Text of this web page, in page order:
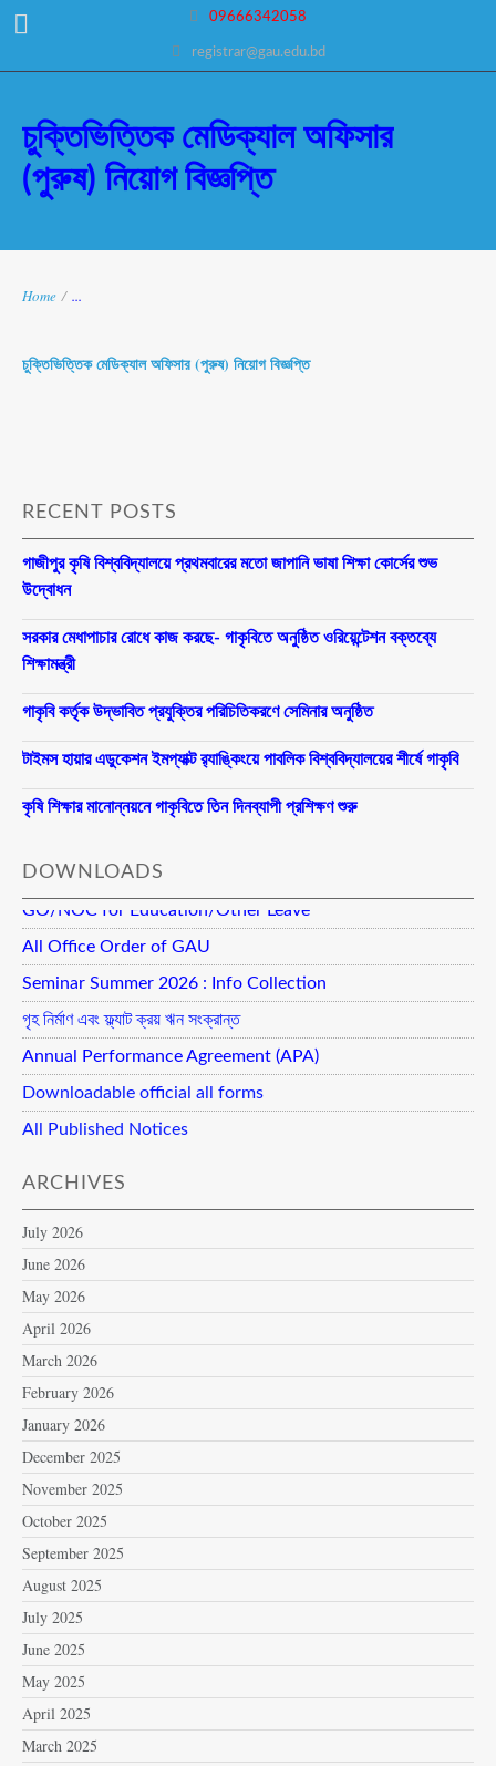
09666342058
registrar@gau.edu.bd
চুক্তিভিত্তিক মেডিক্যাল অফিসার
(পুরুষ) নিয়োগ বিজ্ঞপ্তি
Home / ...
চুক্তিভিত্তিক মেডিক্যাল অফিসার (পুরুষ) নিয়োগ বিজ্ঞপ্তি
RECENT POSTS
গাজীপুর কৃষি বিশ্ববিদ্যালয়ে প্রথমবারের মতো জাপানি ভাষা শিক্ষা কোর্সের শুভ
উদ্বোধন
সরকার মেধাপাচার রোধে কাজ করছে- গাকৃবিতে অনুষ্ঠিত ওরিয়েন্টেশন বক্তব্যে
শিক্ষামন্ত্রী
গাকৃবি কর্তৃক উদ্ভাবিত প্রযুক্তির পরিচিতিকরণে সেমিনার অনুষ্ঠিত
টাইমস হায়ার এডুকেশন ইমপ্যাক্ট র‍্যাঙ্কিংয়ে পাবলিক বিশ্ববিদ্যালয়ের শীর্ষে গাকৃবি
কৃষি শিক্ষার মানোন্নয়নে গাকৃবিতে তিন দিনব্যাপী প্রশিক্ষণ শুরু
DOWNLOADS
GO/NOC for Education/Other Leave
All Office Order of GAU
Seminar Summer 2026 : Info Collection
গৃহ নির্মাণ এবং ফ্ল্যাট ক্রয় ঋন সংক্রান্ত
Annual Performance Agreement (APA)
Downloadable official all forms
All Published Notices
ARCHIVES
July 2026
June 2026
May 2026
April 2026
March 2026
February 2026
January 2026
December 2025
November 2025
October 2025
September 2025
August 2025
July 2025
June 2025
May 2025
April 2025
March 2025